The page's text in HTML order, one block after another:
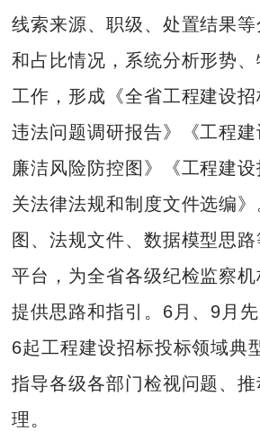
线索来源、职级、处置结果
和占比情况，系统分析形势
工作，形成《全省工程建设
违法问题调研报告》《工程
廉洁风险防控图》《工程建
关法律法规和制度文件选编
图、法规文件、数据模型思
平台，为全省各级纪检监察
提供思路和指引。6月、9月
6起工程建设招标投标领域典
指导各级各部门检视问题、
理。